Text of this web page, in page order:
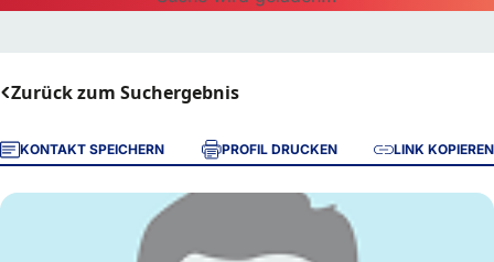
Zurück zum Suchergebnis
KONTAKT SPEICHERN PROFIL DRUCKEN LINK KOPIEREN